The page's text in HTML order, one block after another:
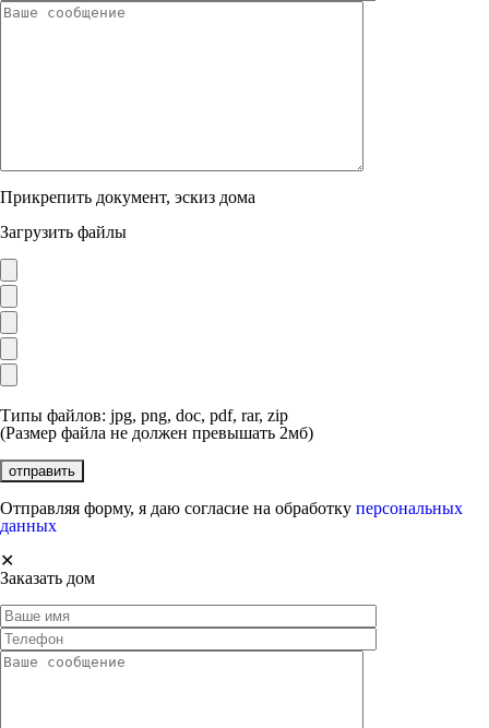
Прикрепить документ, эскиз дома
Загрузить файлы
Типы файлов: jpg, png, doc, pdf, rar, zip
(Размер файла не должен превышать 2мб)
Отправляя форму, я даю согласие на обработку персональных
данных
✕
Заказать дом